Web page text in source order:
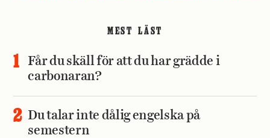
MEST LÄST
Får du skäll för att du har grädde i
carbonaran?
Du talar inte dålig engelska på
semestern